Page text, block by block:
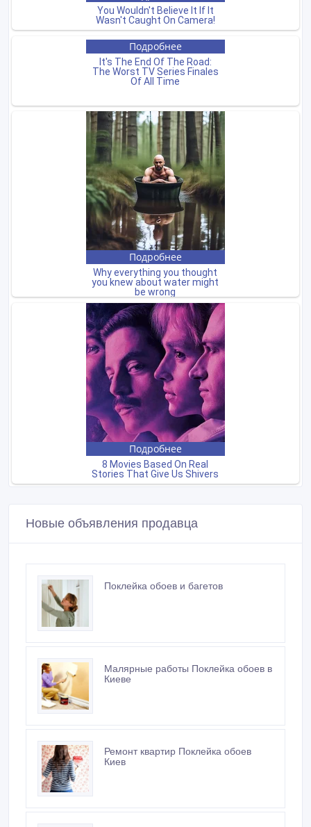
Новые объявления продавца
Поклейка обоев и багетов
Малярные работы Поклейка обоев в
Киеве
Ремонт квартир Поклейка обоев
Киев